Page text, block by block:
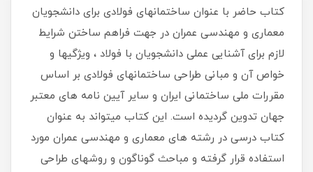
کتاب حاضر با عنوان ساختمانهای فولادی برای دانشجویان
معماری و مهندسی عمران در جهت فراهم ساختن شرایط
لازم برای آشنایی عملی دانشجویان با فولاد ، ویژگیها و
خواص آن و مبانی طراحی ساختمانهای فولادی بر اساس
مقررات ملی ساختمانی ایران و سایر آیین نامه های معتبر
جهان تدوین گردیده است. این کتاب میتواند به عنوان
کتاب درسی در رشته های معماری و مهندسی عمران مورد
استفاده قرار گرفته و مباحث گوناگون و روشهای طراحی